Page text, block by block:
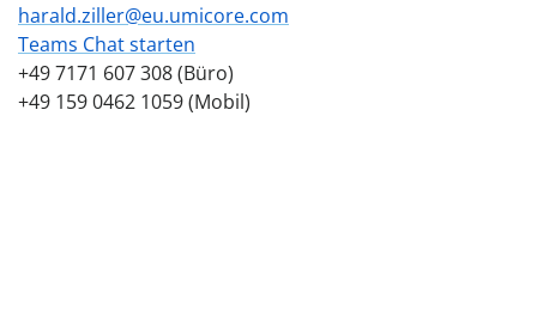
harald.ziller@eu.umicore.com
Teams Chat starten
+49 7171 607 308 (Büro)
+49 159 0462 1059 (Mobil)